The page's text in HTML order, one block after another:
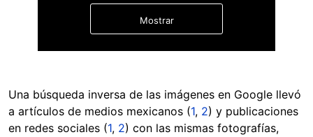
Mostrar
Una búsqueda inversa de las imágenes en Google llevó
a artículos de medios mexicanos (1, 2) y publicaciones
en redes sociales (1, 2) con las mismas fotografías,